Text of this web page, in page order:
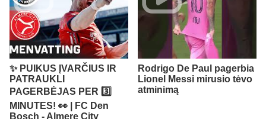
✨ PUIKUS ĮVARČIUS IR
PATRAUKLI
PAGERBĖJAS PER 3️⃣
MINUTES! 👀 | FC Den
Bosch - Almere City
Rodrigo De Paul pagerbia
Lionel Messi mirusio tėvo
atminimą